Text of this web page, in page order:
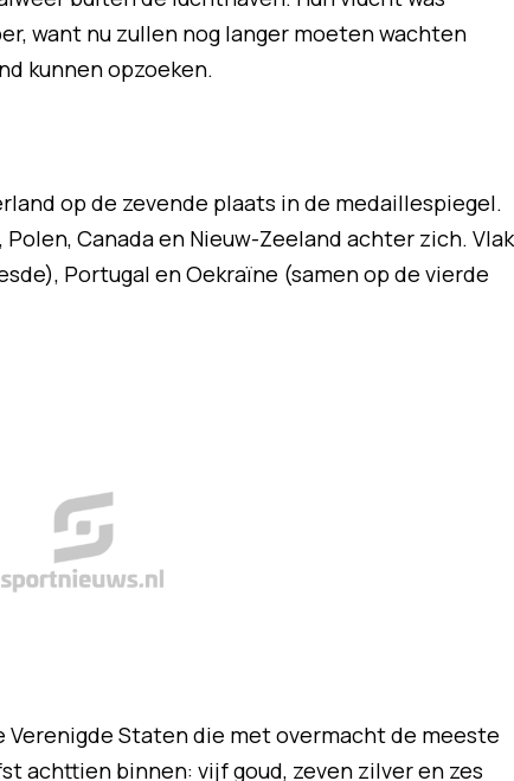
want nu zullen nog langer moeten wachten
kunnen opzoeken.
op de zevende plaats in de medaillespiegel.
Canada en Nieuw-Zeeland achter zich. Vlak
Portugal en Oekraïne (samen op de vierde
Verenigde Staten die met overmacht de meeste
achttien binnen: vijf goud, zeven zilver en zes